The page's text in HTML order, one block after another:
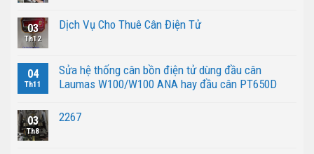
03
Th12
Dịch Vụ Cho Thuê Cân Điện Tử
04
Th11
Sửa hệ thống cân bồn điện tử dùng đầu cân
Laumas W100/W100 ANA hay đầu cân PT650D
03
Th8
2267